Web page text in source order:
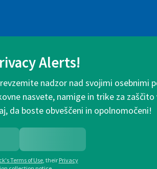
Alerts!
nadzor nad svojimi osebnimi
nasvete, namige in trike za zaščito
da boste obveščeni in opolnomočeni!
Terms of Use, their Privacy